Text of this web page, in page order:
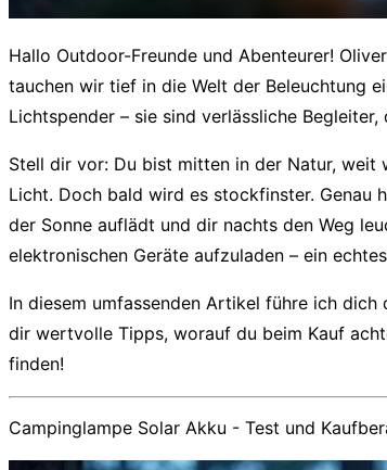
Hallo Outdoor-Freunde und Abenteurer!
tauchen wir tief in die Welt der Beleuchtung
Lichtspender – sie sind verlässliche
Stell dir vor: Du bist mitten in der Natur, weit
Licht. Doch bald wird es stockfinster. Genau
der Sonne auflädt und dir nachts den Weg
elektronischen Geräte aufzuladen – ein
In diesem umfassenden Artikel führe ich
dir wertvolle Tipps, worauf du beim Kauf
finden!
Campinglampe Solar Akku - Test und